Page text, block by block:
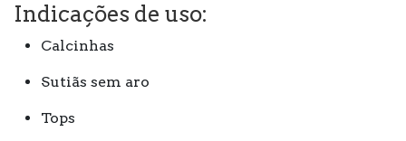
Indicações de uso:
Calcinhas
Sutiãs sem aro
Tops